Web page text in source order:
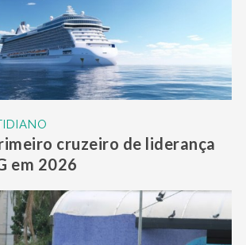
cruzeiro de liderança
em 2026